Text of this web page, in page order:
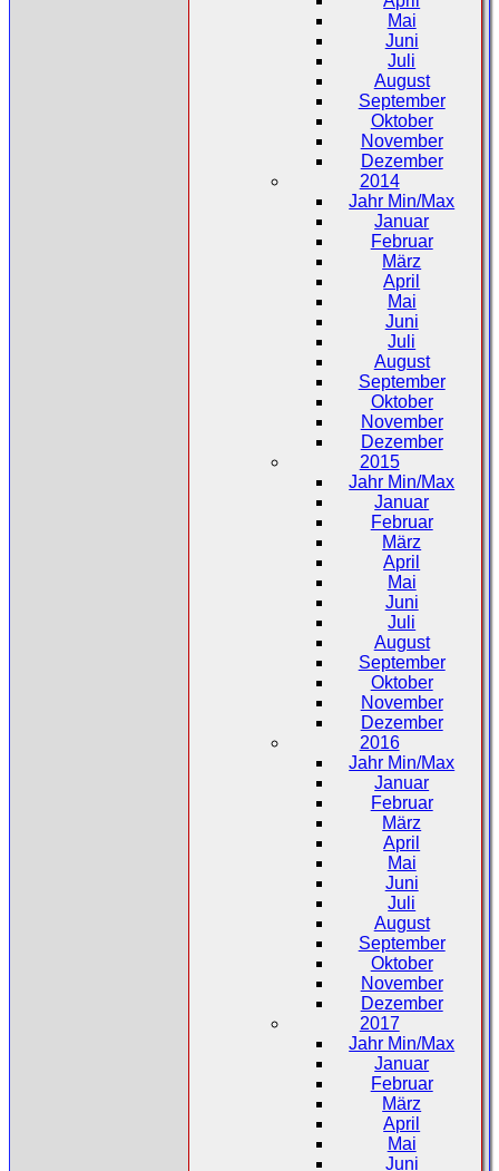
Mai
Juni
Juli
August
September
Oktober
November
Dezember
2014
Jahr Min/Max
Januar
Februar
März
April
Mai
Juni
Juli
August
September
Oktober
November
Dezember
2015
Jahr Min/Max
Januar
Februar
März
April
Mai
Juni
Juli
August
September
Oktober
November
Dezember
2016
Jahr Min/Max
Januar
Februar
März
April
Mai
Juni
Juli
August
September
Oktober
November
Dezember
2017
Jahr Min/Max
Januar
Februar
März
April
Mai
Juni